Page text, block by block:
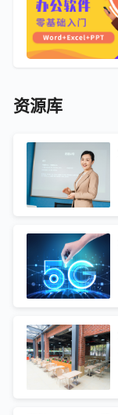
资源库